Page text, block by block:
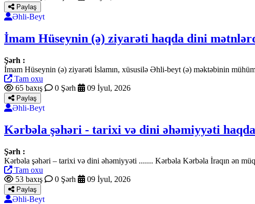
Paylaş
Əhli-Beyt
İmam Hüseynin (ə) ziyarəti haqda dini
Şərh :
İmam Hüseynin (ə) ziyarəti İslamın, xüsusilə Əhli-beyt (ə) məktəbinin
Tam oxu
65 baxış
0 Şərh 09 İyul, 2026
Paylaş
Əhli-Beyt
Kərbəla şəhəri - tarixi və dini əhəmiyyəti
Şərh :
Kərbəla şəhəri – tarixi və dini əhəmiyyəti ....... Kərbəla Kərbəla İraqın ən
Tam oxu
53 baxış
0 Şərh 09 İyul, 2026
Paylaş
Əhli-Beyt